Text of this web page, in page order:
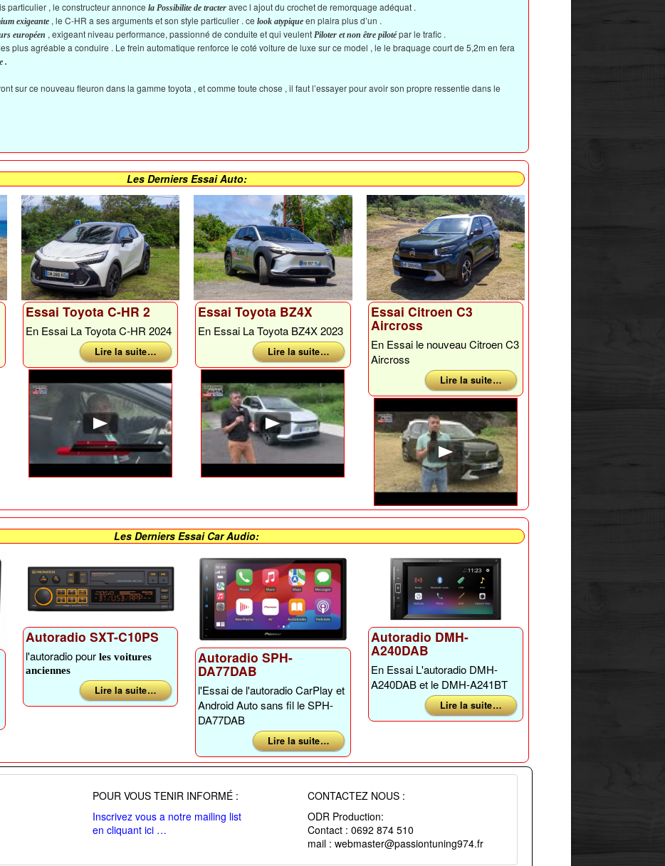
particulier , le constructeur annonce la Possibilite de tracter avec l ajout du crochet de remorquage adéquat .
exigeante , le C-HR a ses arguments et son style particulier . ce look atypique en plaira plus d’un .
européen , exigeant niveau performance, passionné de conduite et qui veulent Piloter et non être pilotépar le trafic .
plus agréable a conduire . Le frein automatique renforce le coté voiture de luxe sur ce model , le le braquage court de 5,2m en fera
.
sur ce nouveau fleuron dans la gamme toyota , et comme toute chose , il faut l’essayer pour avoir son propre ressentie dans le
Les Derniers Essai Auto:
Essai Toyota C-HR 2
En Essai La Toyota C-HR 2024
Lire la suite …
Essai Toyota BZ4X
En Essai La Toyota BZ4X 2023
Lire la suite …
Essai Citroen C3
Aircross
En Essai le nouveau Citroen C3
Aircross
Lire la suite …
Les Derniers Essai Car Audio:
Autoradio SXT-C10PS
l'autoradio pourles voitures
anciennes
Lire la suite …
Autoradio SPH-
DA77DAB
l'Essai de l'autoradio CarPlay et
Android Auto sans fil le SPH-
DA77DAB
Lire la suite …
Autoradio DMH-
A240DAB
En Essai L'autoradio DMH-
A240DAB et le DMH-A241BT
Lire la suite …
CONTACTEZ NOUS :
ODR Production:
Contact : 0692 874 510
mail : webmaster@passiontuning974.fr
POUR VOUS TENIR INFORMÉ :
Inscrivez vous a notre mailing list
en cliquant ici …